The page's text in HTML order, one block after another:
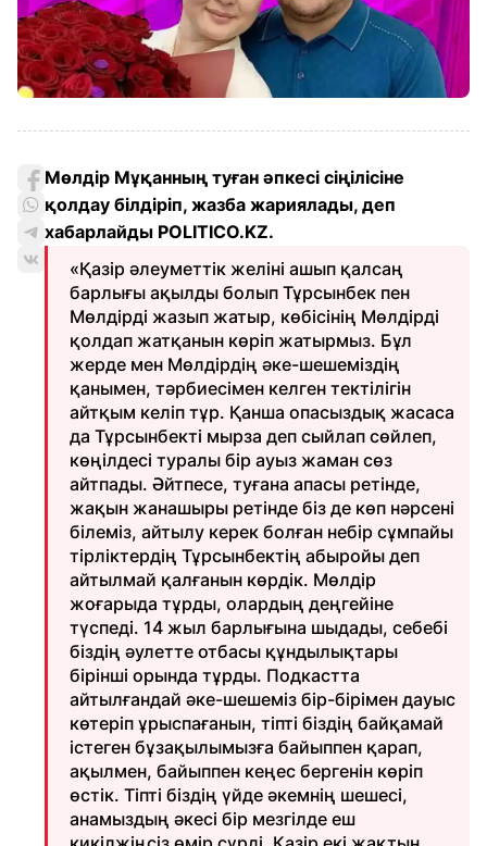
Мөлдір Мұқанның туған әпкесі сіңілісіне
қолдау білдіріп, жазба жариялады, деп
хабарлайды POLITICO.KZ.
«Қазір әлеуметтік желіні ашып қалсаң
барлығы ақылды болып Тұрсынбек пен
Мөлдірді жазып жатыр, көбісінің Мөлдірді
қолдап жатқанын көріп жатырмыз. Бұл
жерде мен Мөлдірдің әке-шешеміздің
қанымен, тәрбиесімен келген тектілігін
айтқым келіп тұр. Қанша опасыздық жасаса
да Тұрсынбекті мырза деп сыйлап сөйлеп,
көңілдесі туралы бір ауыз жаман сөз
айтпады. Әйтпесе, туғана апасы ретінде,
жақын жанашыры ретінде біз де көп нәрсені
білеміз, айтылу керек болған небір сұмпайы
тірліктердің Тұрсынбектің абыройы деп
айтылмай қалғанын көрдік. Мөлдір
жоғарыда тұрды, олардың деңгейіне
түспеді. 14 жыл барлығына шыдады, себебі
біздің әулетте отбасы құндылықтары
бірінші орында тұрды. Подкастта
айтылғандай әке-шешеміз бір-бірімен дауыс
көтеріп ұрыспағанын, тіпті біздің байқамай
істеген бұзақылымызға байыппен қарап,
ақылмен, байыппен кеңес бергенін көріп
өстік. Тіпті біздің үйде әкемнің шешесі,
анамыздың әкесі бір мезгілде еш